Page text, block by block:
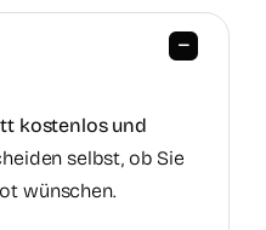
kostenlos und
selbst, ob Sie
wünschen.